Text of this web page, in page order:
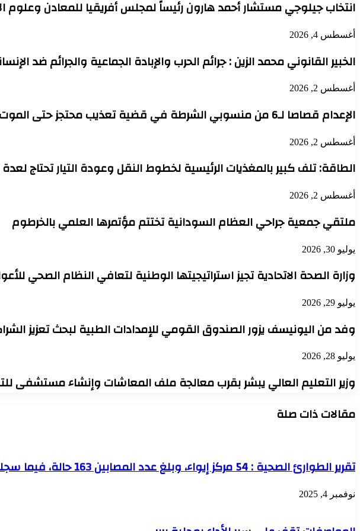
انتخاب جيلوجي مستشار أحمد هارون رئيساً لمجلس أفريقيا للمعادن وعلوم
أغسطس 4, 2026
الخبير القانوني محمد الزين : جرائم الحرب والإبادة الجماعية والجرائم ضد
أغسطس 2, 2026
الإعدام قصاصا لـ6 من منسوبي الشرطة في قضية تعذيب محتجز حتى الموت بدنقلا
أغسطس 2, 2026
الطاقة: تلف كبير بالمغذيات الرئيسية لخطوط النقل وعودة التيار تحتاج لعدة
أغسطس 2, 2026
ملتقي جمعية جراحي العظام السودانية تختتم مؤتمرها العلمي بالخرطوم
يوليو 30, 2026
وزارة الصحة الاتحادية تجيز استراتيجيتها الوطنية لتعافي النظام الصحي
يوليو 29, 2026
وفد من اليونيسف يزور الصندوق القومي للإمدادات الطبية لبحث تعزيز
يوليو 28, 2026
وزير التعليم العالي يبشر بقرب معالجة ملف المعاشات وإنشاء مستشفى
مقالات ذات صلة
تقرير الطوارئ الصحية : 54 مركز إيواء، وبلغ عدد المصابين 163 حالة، فيما سجلت 47 حالة وفاة، إلى جانب 50 أسرة وافدة بحوالي 900 وافد في منطقة طويلة.
نوفمبر 4, 2025